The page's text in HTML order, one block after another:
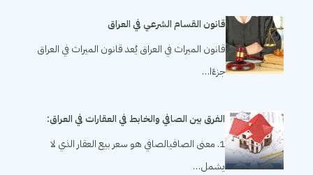
قانون القسام الشرعي في العراق
قانون الميراث في العراق يُعد قانون الميراث في العراق
جزءًا…
الفرق بين الصافي والخابط في العقارات في العراق:
1. معنى الصافيالصافي هو سعر بيع العقار الذي لا
يشمل…